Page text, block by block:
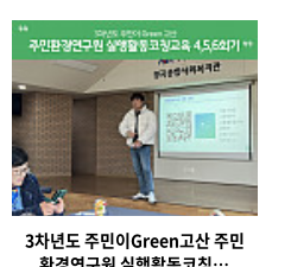
3차년도 주민이Green고산 주민